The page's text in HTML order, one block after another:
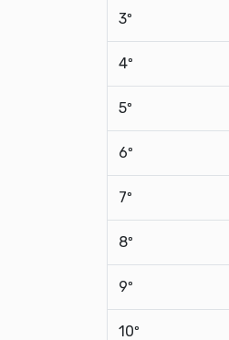
3º
4º
5º
6º
7º
8º
9º
10º